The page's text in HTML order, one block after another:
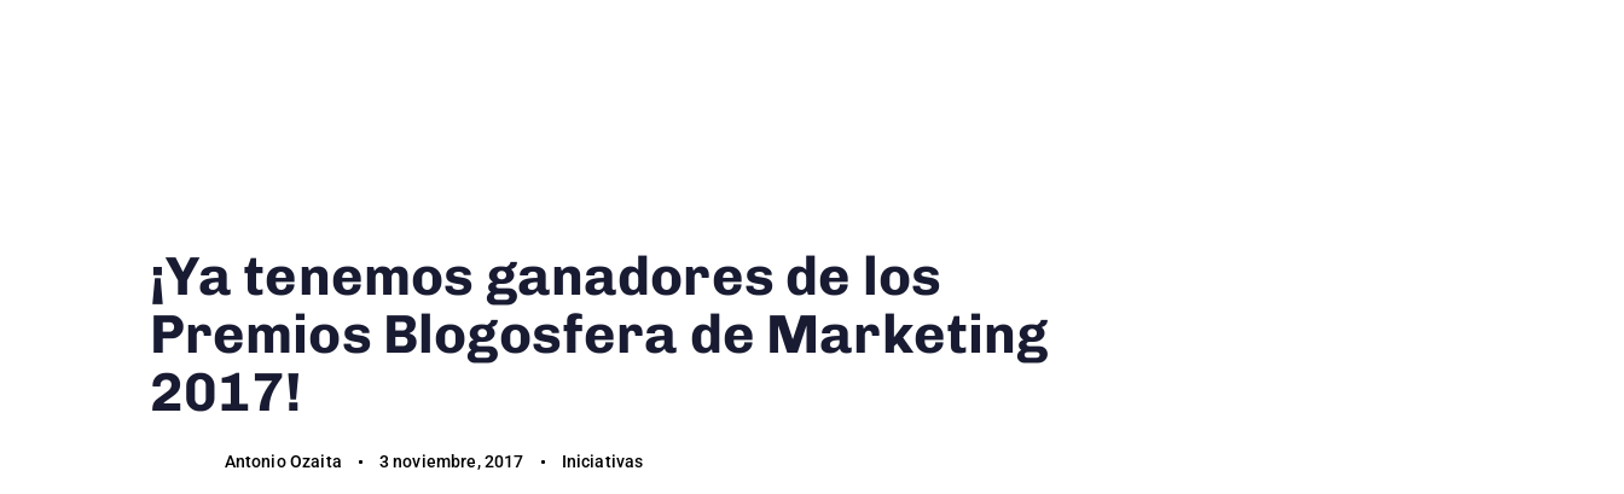
¡Ya tenemos ganadores de los
Premios Blogosfera de Marketing
2017!
Antonio Ozaita 3 noviembre, 2017 Iniciativas